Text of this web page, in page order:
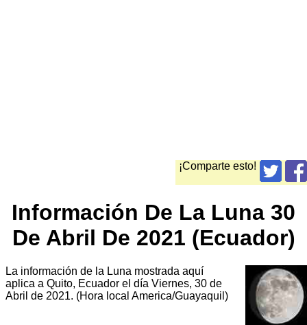
¡Comparte esto!
Información De La Luna 30
De Abril De 2021 (Ecuador)
La información de la Luna mostrada aquí
aplica a Quito, Ecuador el día Viernes, 30 de
Abril de 2021. (Hora local America/Guayaquil)